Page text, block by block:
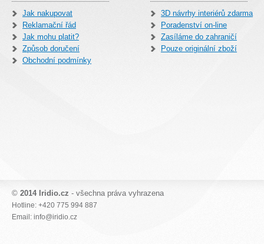
Jak nakupovat
Reklamační řád
Jak mohu platit?
Způsob doručení
Obchodní podmínky
3D návrhy interiérů zdarma
Poradenství on-line
Zasíláme do zahraničí
Pouze originální zboží
© 2014 Iridio.cz - všechna práva vyhrazena
Hotline: +420 775 994 887
Email: info@iridio.cz